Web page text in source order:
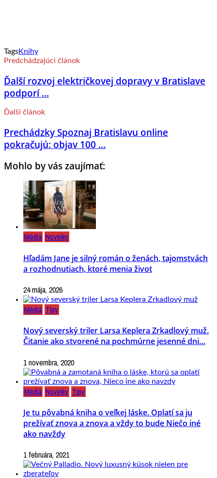
TagsKnihy
Predchádzajúci článok
Ďalší rozvoj električkovej dopravy v Bratislave
podporí ...
Ďalší článok
Prechádzky Spoznaj Bratislavu online
pokračujú: objav 100 ...
Mohlo by vás zaujímať:
Médiá Novinky
Hľadám Jane je silný román o ženách, tajomstvách
a rozhodnutiach, ktoré menia život
24 mája, 2026
Médiá Tipy
Nový severský triler Larsa Keplera Zrkadlový muž.
Čitanie ako stvorené na pochmúrne jesenné dni…
1 novembra, 2020
Médiá Novinky Tipy
Je tu pôvabná kniha o veľkej láske. Oplatí sa ju
prežívať znova a znova a vždy to bude Niečo iné
ako navždy
1 februára, 2021